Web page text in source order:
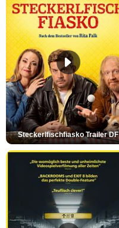
Steckerlfischfiasko Trailer DF